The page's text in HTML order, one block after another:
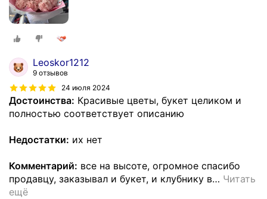
Leoskor1212
9 отзывов
24 июля 2024
Достоинства: Красивые цветы, букет целиком и
полностью соответствует описанию
Недостатки: их нет
Комментарий: все на высоте, огромное спасибо
продавцу, заказывал и букет, и клубнику в… Читать
ещё